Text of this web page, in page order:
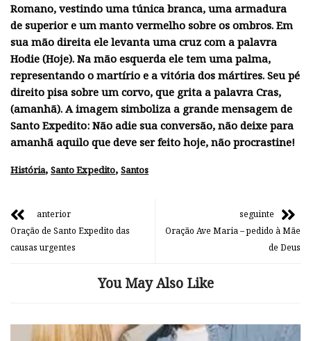
Romano, vestindo uma túnica branca, uma armadura
de superior e um manto vermelho sobre os ombros. Em
sua mão direita ele levanta uma cruz com a palavra
Hodie (Hoje). Na mão esquerda ele tem uma palma,
representando o martírio e a vitória dos mártires. Seu pé
direito pisa sobre um corvo, que grita a palavra Cras,
(amanhã). A imagem simboliza a grande mensagem de
Santo Expedito: Não adie sua conversão, não deixe para
amanhã aquilo que deve ser feito hoje, não procrastine!
História, Santo Expedito, Santos
anterior
Oração de Santo Expedito das
causas urgentes
seguinte
Oração Ave Maria – pedido à Mãe
de Deus
You May Also Like